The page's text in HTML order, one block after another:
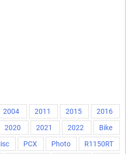
2004 2011 2015
2016
2020 2021 2022
Bike
PCX Photo
R1150RT